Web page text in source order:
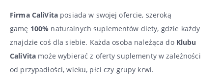
Firma CaliVitaposiada w swojej ofercie, szeroką
gamę 100% naturalnych suplementów diety, gdzie każdy
znajdzie coś dla siebie. Każda osoba należąca do Klubu
CaliVita może wybierać z oferty suplementy w zależności
od przypadłości, wieku, płci czy grupy krwi.